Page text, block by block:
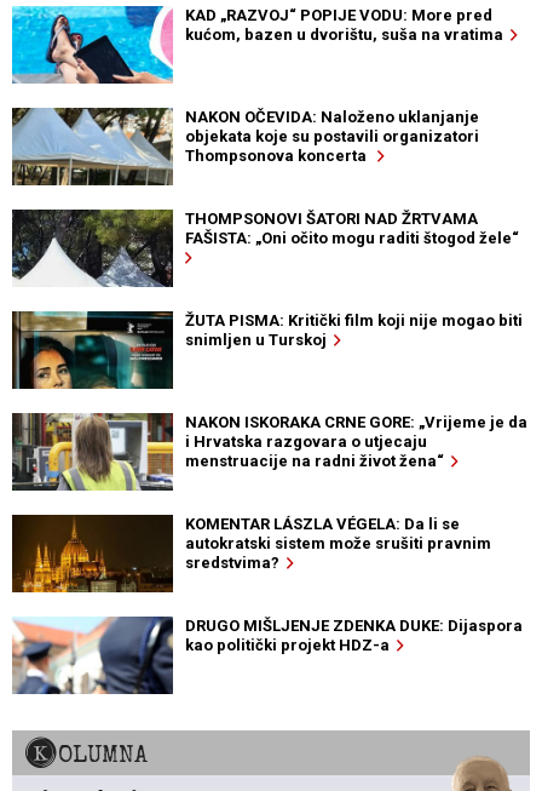
KAD „RAZVOJ“ POPIJE VODU: More pred
kućom, bazen u dvorištu, suša na vratima
NAKON OČEVIDA: Naloženo uklanjanje
objekata koje su postavili organizatori
Thompsonova koncerta
THOMPSONOVI ŠATORI NAD ŽRTVAMA
FAŠISTA: „Oni očito mogu raditi štogod žele“
ŽUTA PISMA: Kritički film koji nije mogao biti
snimljen u Turskoj
NAKON ISKORAKA CRNE GORE: „Vrijeme je da
i Hrvatska razgovara o utjecaju
menstruacije na radni život žena“
KOMENTAR LÁSZLA VÉGELA: Da li se
autokratski sistem može srušiti pravnim
sredstvima?
DRUGO MIŠLJENJE ZDENKA DUKE: Dijaspora
kao politički projekt HDZ-a
KOLUMNA